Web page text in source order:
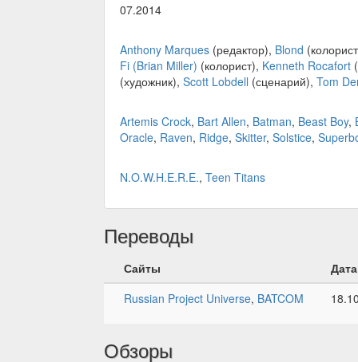
07.2014
Anthony Marques (редактор), Blond
Fi (Brian Miller) (колорист), Kenneth Rocafort
(художник), Scott Lobdell (сценарий), Tom
Artemis Crock, Bart Allen, Batman, Beast Boy,
Oracle, Raven, Ridge, Skitter, Solstice,
N.O.W.H.E.R.E., Teen Titans
Переводы
Сайты
Дата
Russian Project Universe, BATCOM
Обзоры